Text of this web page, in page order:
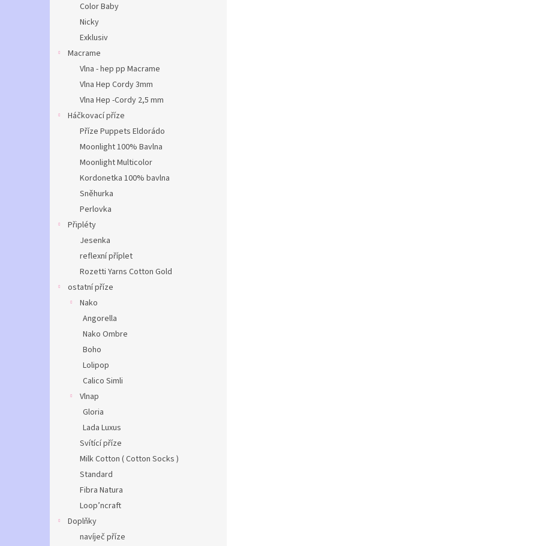
Color Baby
Nicky
Exklusiv
Macrame
Vlna - hep pp Macrame
Vlna Hep Cordy 3mm
Vlna Hep -Cordy 2,5 mm
Háčkovací příze
Příze Puppets Eldorádo
Moonlight 100% Bavlna
Moonlight Multicolor
Kordonetka 100% bavlna
Sněhurka
Perlovka
Připléty
Jesenka
reflexní příplet
Rozetti Yarns Cotton Gold
ostatní příze
Nako
Angorella
Nako Ombre
Boho
Lolipop
Calico Simli
Vlnap
Gloria
Lada Luxus
Svítící příze
Milk Cotton ( Cotton Socks )
Standard
Fibra Natura
Loop’ncraft
Doplňky
navíječ příze